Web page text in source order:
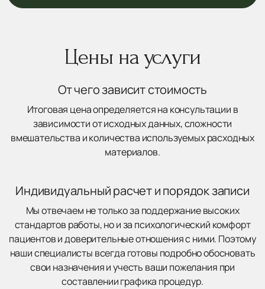
Цены на услуги
От чего зависит стоимость
Итоговая цена определяется на консультации в
зависимости от исходных данных, сложности
вмешательства и количества используемых расходных
материалов.
Индивидуальный расчет и порядок записи
Мы отвечаем не только за поддержание высоких
стандартов работы, но и за психологический комфорт
пациентов и доверительные отношения с ними. Поэтому
наши специалисты всегда готовы подробно обосновать
свои назначения и учесть ваши пожелания при
составлении графика процедур.